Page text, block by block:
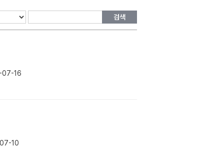
검색
16
10